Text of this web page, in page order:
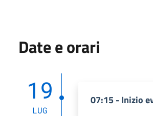
Date e orari
19
LUG
07:15 - Inizio